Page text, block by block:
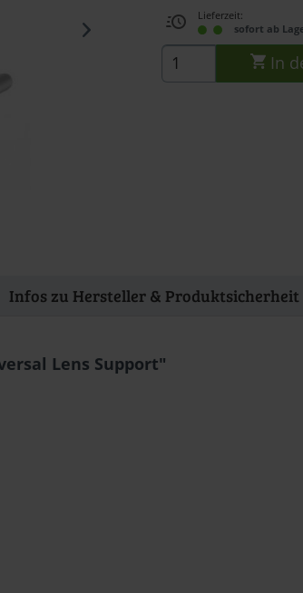
Lieferzeit:
sofort ab
In
Infos zu Hersteller & Produktsicherheit
Lens Support"